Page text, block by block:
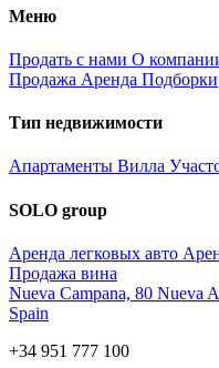
Меню
Продать с нами О
Продажа Аренда Подборки
Тип недвижимости
Апартаменты Вилла
SOLO group
Аренда легковых авто
Продажа вина
Nueva Campana, 80 Nueva
Spain
+34 951 777 100